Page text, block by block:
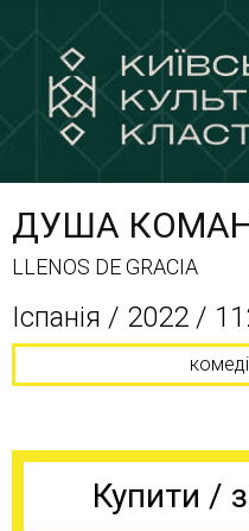
ДУША
LLENOS DE GRACIA
Іспанія / 2022 /
Купити /